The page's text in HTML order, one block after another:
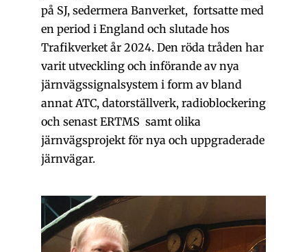
på SJ, sedermera Banverket, fortsatte med
en period i England och slutade hos
Trafikverket år 2024. Den röda tråden har
varit utveckling och införande av nya
järnvägssignalsystem i form av bland
annat ATC, datorställverk, radioblockering
och senast ERTMS samt olika
järnvägsprojekt för nya och uppgraderade
järnvägar.